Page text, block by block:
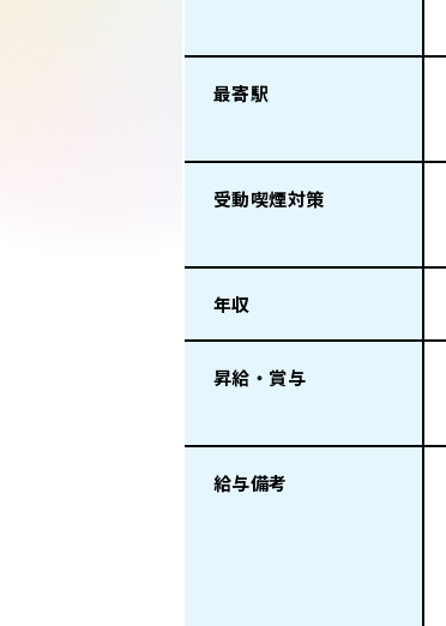
最寄駅
受動喫煙対策
年収
昇給・賞与
給与備考